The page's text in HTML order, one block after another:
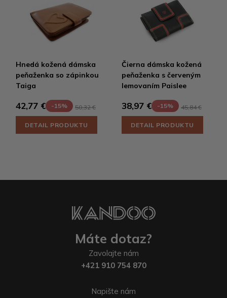
Hnedá kožená dámska
peňaženka so zápinkou
Taiga
42,77 € -15% 50,32 €
DETAIL PRODUKTU
Čierna dámska kožená
peňaženka s červeným
lemovaním Paislee
38,97 € -15% 45,84 €
DETAIL PRODUKTU
Máte dotaz?
Zavolajte nám
+421 910 754 870
Napište nám